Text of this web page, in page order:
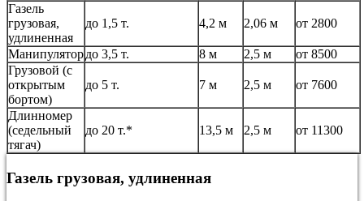
Газель
грузовая,
удлиненная
до 1,5 т. 4,2 м 2,06 м от 2800
Манипулятордо 3,5 т. 8 м 2,5 м
от 8500
Грузовой (с
открытым
бортом)
до 5 т. 7 м 2,5 м от 7600
Длинномер
(седельный
тягач)
до 20 т.* 13,5 м 2,5 м от 11300
Газель грузовая, удлиненная